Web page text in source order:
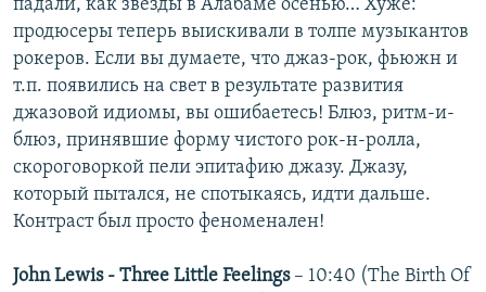
падали, как звезды в Алабаме осенью… Хуже:
продюсеры теперь выискивали в толпе музыкантов
рокеров. Если вы думаете, что джаз-рок, фьюжн и
т.п. появились на свет в результате развития
джазовой идиомы, вы ошибаетесь! Блюз, ритм-и-
блюз, принявшие форму чистого рок-н-ролла,
скороговоркой пели эпитафию джазу. Джазу,
который пытался, не спотыкаясь, идти дальше.
Контраст был просто феноменален!
John Lewis - Three Little Feelings– 10:40 (The Birth Of